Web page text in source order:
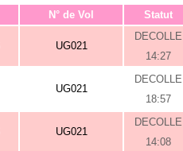
N° de Vol Statut
UG021
DECOLLE
14:27
UG021
DECOLLE
18:57
UG021
DECOLLE
14:08